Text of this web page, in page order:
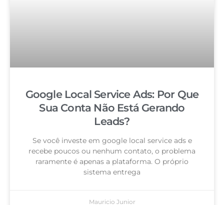
Google Local Service Ads: Por Que
Sua Conta Não Está Gerando
Leads?
Se você investe em google local service ads e
recebe poucos ou nenhum contato, o problema
raramente é apenas a plataforma. O próprio
sistema entrega
Mauricio Junior